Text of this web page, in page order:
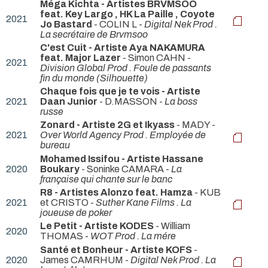
2021
Méga Kichta - Artistes BRVMSOO
feat. Key Largo , HK La Paille , Coyote
Jo Bastard - COLIN L - Digital Nek Prod .
La secrétaire de Brvmsoo
2021
C'est Cuit - Artiste Aya NAKAMURA
feat. Major Lazer - Simon CAHN -
Division Global Prod . Foule de passants
fin du monde (Silhouette)
2021
Chaque fois que je te vois - Artiste
Daan Junior - D.MASSON - La boss
russe
2021
Zonard - Artiste 2G et Ikyass - MADY -
Over World Agency Prod . Employée de
bureau
2020
Mohamed Issifou - Artiste Hassane
Boukary - Soninke CAMARA - La
française qui chante sur le banc
2021
R8 - Artistes Alonzo feat. Hamza - KUB
et CRISTO - Suther Kane Films . La
joueuse de poker
2020
Le Petit - Artiste KODES - William
THOMAS - WOT Prod . La mére
2020
Santé et Bonheur - Artiste KOFS -
James CAMRHUM - Digital Nek Prod . La